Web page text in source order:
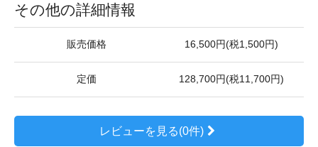
その他の詳細情報
販売価格 16,500円(税1,500円)
定価 128,700円(税11,700円)
レビューを見る(0件)